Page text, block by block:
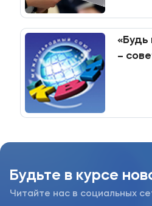
–
Будьте в курсе
Читайте нас в социальных